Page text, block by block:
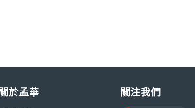
關於孟華 關注我們